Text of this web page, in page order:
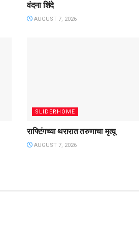
वंदना शिंदे
AUGUST 7, 2026
SLIDERHOME
राफ्टिंगच्या थरारात तरुणाचा मृत्यू
AUGUST 7, 2026